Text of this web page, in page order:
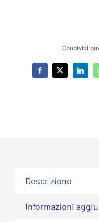
Condividi
Descrizione
Informazioni